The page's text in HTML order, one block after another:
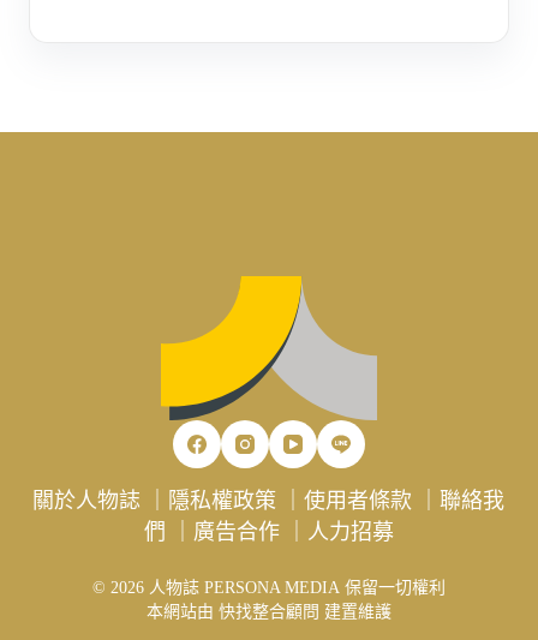
關於人物誌 隱私權政策 ｜使用者條款 ｜聯絡我
們
廣告合作｜ 人力招募
© 2026 人物誌 PERSONA MEDIA 保留一切權利
本網站由 快找整合顧問 建置維護